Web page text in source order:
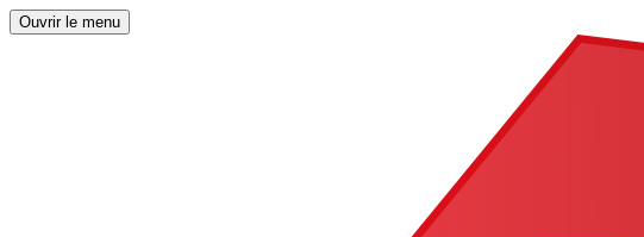
Ouvrir le menu